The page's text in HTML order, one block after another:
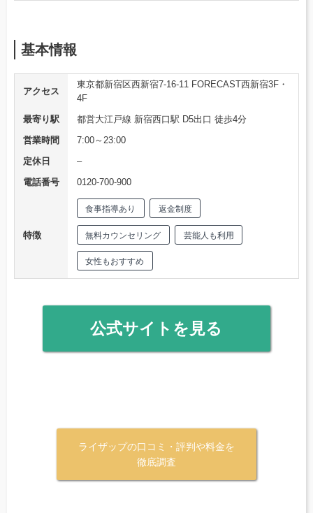
基本情報
アクセス
東京都新宿区西新宿7-16-11 FORECAST西新宿3F・
4F
最寄り駅
都営大江戸線 新宿西口駅 D5出口 徒歩4分
営業時間
7:00～23:00
定休日
–
電話番号
0120-700-900
特徴
食事指導あり 返金制度
無料カウンセリング 芸能人も利用
女性もおすすめ
公式サイトを見る
ライザップの口コミ・評判や料金を
徹底調査